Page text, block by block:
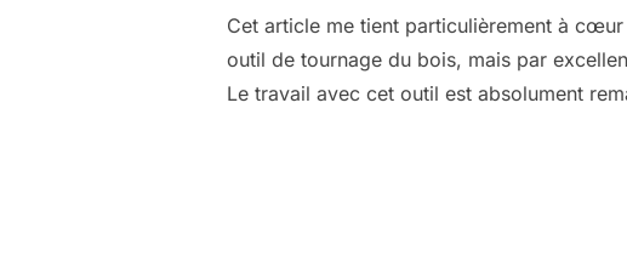
Cet article me tient particulièrement à cœur
outil de tournage du bois, mais par
Le travail avec cet outil est absolument